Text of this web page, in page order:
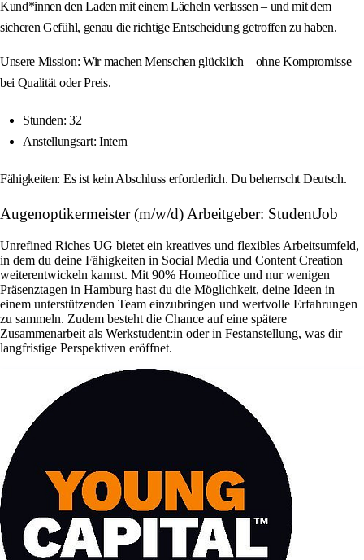
Kund*innen den Laden mit einem Lächeln verlassen – und mit dem
sicheren Gefühl, genau die richtige Entscheidung getroffen zu haben.
Unsere Mission: Wir machen Menschen glücklich – ohne Kompromisse
bei Qualität oder Preis.
Stunden: 32
Anstellungsart: Intern
Fähigkeiten: Es ist kein Abschluss erforderlich. Du beherrscht Deutsch.
Augenoptikermeister (m/w/d) Arbeitgeber: StudentJob
Unrefined Riches UG bietet ein kreatives und flexibles Arbeitsumfeld,
in dem du deine Fähigkeiten in Social Media und Content Creation
weiterentwickeln kannst. Mit 90% Homeoffice und nur wenigen
Präsenztagen in Hamburg hast du die Möglichkeit, deine Ideen in
einem unterstützenden Team einzubringen und wertvolle Erfahrungen
zu sammeln. Zudem besteht die Chance auf eine spätere
Zusammenarbeit als Werkstudent:in oder in Festanstellung, was dir
langfristige Perspektiven eröffnet.